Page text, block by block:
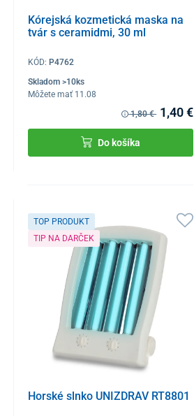
Kórejská kozmetická maska na
tvár s ceramidmi, 30 ml
KÓD: P4762
Skladom >10ks
Môžete mať 11.08
1,80 € 1,40 €
Do košíka
TOP PRODUKT
TIP NA DARČEK
Horské slnko UNIZDRAV RT8801